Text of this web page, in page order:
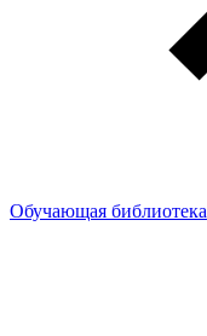
Обучающая библиотека